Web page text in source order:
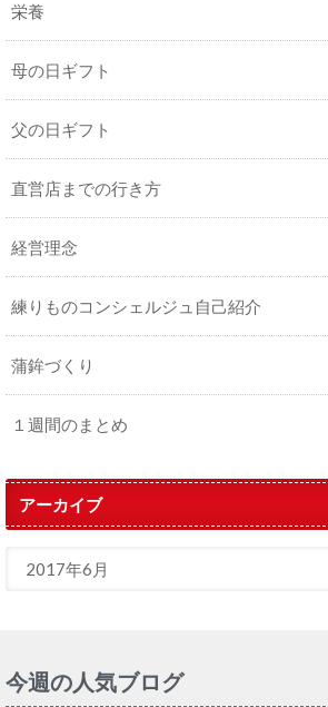
栄養
母の日ギフト
父の日ギフト
直営店までの行き方
経営理念
練りものコンシェルジュ自己紹介
蒲鉾づくり
１週間のまとめ
アーカイブ
今週の人気ブログ